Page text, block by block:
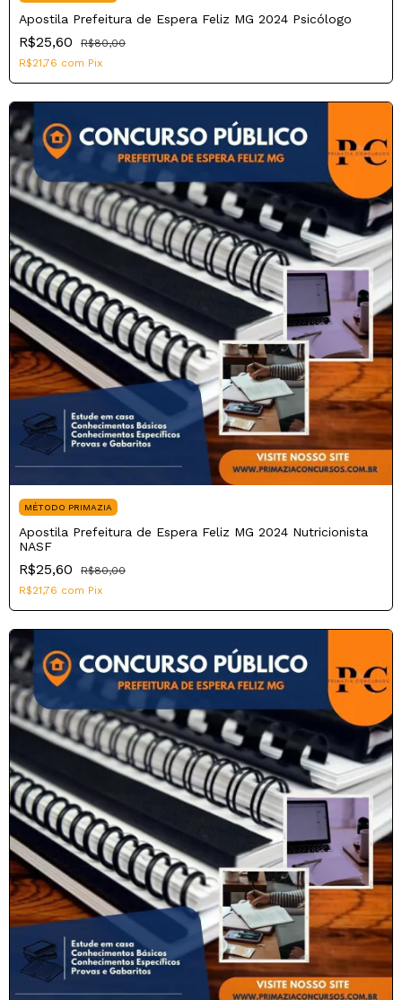
Apostila Prefeitura de Espera Feliz MG 2024 Psicólogo
R$25,60
R$80,00
R$21,76 com Pix
MÉTODO PRIMAZIA
Apostila Prefeitura de Espera Feliz MG 2024 Nutricionista
NASF
R$25,60
R$80,00
R$21,76 com Pix